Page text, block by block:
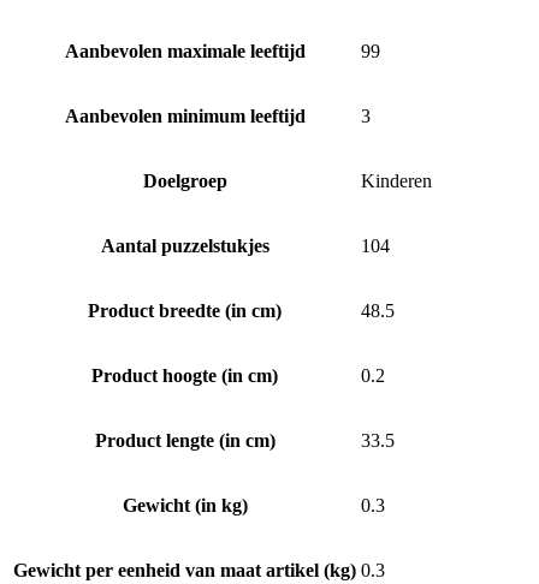
Aanbevolen maximale leeftijd 99
Aanbevolen minimum leeftijd 3
Doelgroep Kinderen
Aantal puzzelstukjes 104
Product breedte (in cm) 48.5
Product hoogte (in cm) 0.2
Product lengte (in cm) 33.5
Gewicht (in kg) 0.3
Gewicht per eenheid van maat artikel (kg) 0.3